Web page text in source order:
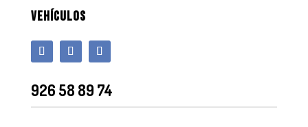
VEHÍCULOS
926 58 89 74